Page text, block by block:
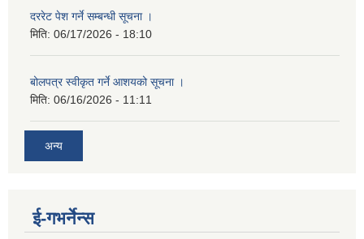
दररेट पेश गर्ने सम्बन्धी सूचना ।
मिति: 06/17/2026 - 18:10
बोलपत्र स्वीकृत गर्ने आशयको सूचना ।
मिति: 06/16/2026 - 11:11
अन्य
ई-गभर्नेन्स